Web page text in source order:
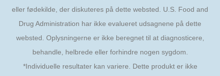
eller fødekilde, der diskuteres på dette websted. U.S. Food and
Drug Administration har ikke evalueret udsagnene på dette
websted. Oplysningerne er ikke beregnet til at diagnosticere,
behandle, helbrede eller forhindre nogen sygdom.
*Individuelle resultater kan variere. Dette produkt er ikke